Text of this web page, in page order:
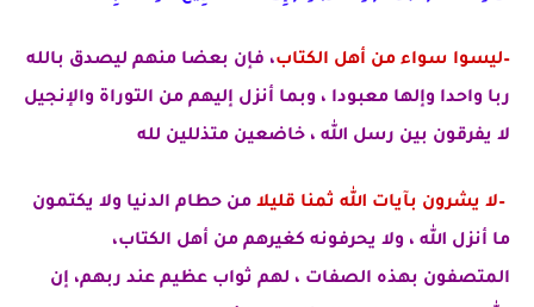
–ليسوا سواء من أهل الكتاب، فإن بعضا منهم ليصدق بالله
ربا واحدا وإلها معبودا ، وبما أنزل إليهم من التوراة والإنجيل
لا يفرقون بين رسل الله ، خاضعين متذللين لله
–لا يشرون بآيات الله ثمنا قليلا من حطام الدنيا ولا يكتمون
ما أنزل الله ، ولا يحرفونه كغيرهم من أهل الكتاب،
المتصفون بهذه الصفات ، لهم ثواب عظيم عند ربهم، إن